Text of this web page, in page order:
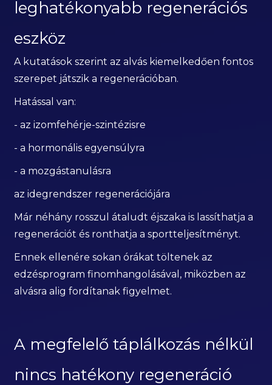
leghatékonyabb regenerációs
eszköz
A kutatások szerint az alvás kiemelkedően fontos
szerepet játszik a regenerációban.
Hatással van:
- az izomfehérje-szintézisre
- a hormonális egyensúlyra
- a mozgástanulásra
az idegrendszer regenerációjára
Már néhány rosszul átaludt éjszaka is lassíthatja a
regenerációt és ronthatja a sportteljesítményt.
Ennek ellenére sokan órákat töltenek az
edzésprogram finomhangolásával, miközben az
alvásra alig fordítanak figyelmet.
A megfelelő táplálkozás nélkül
nincs hatékony regeneráció